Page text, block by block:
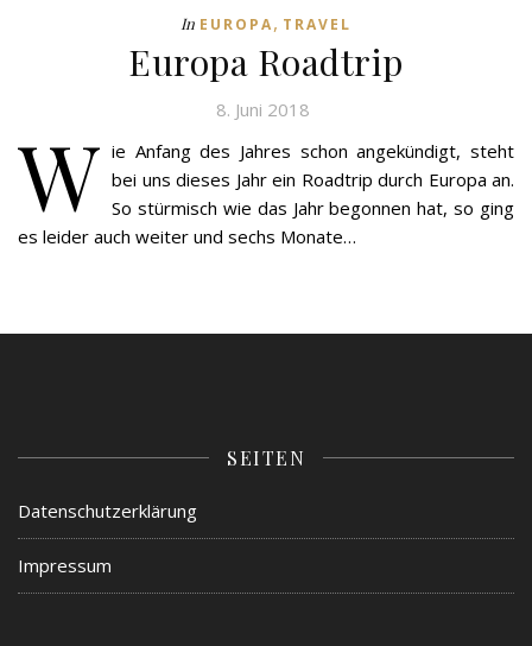
In EUROPA, TRAVEL
Europa Roadtrip
8. Juni 2018
W ie Anfang des Jahres schon angekündigt, steht
bei uns dieses Jahr ein Roadtrip durch Europa an.
So stürmisch wie das Jahr begonnen hat, so ging
es leider auch weiter und sechs Monate…
SEITEN
Datenschutzerklärung
Impressum